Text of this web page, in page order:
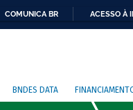
COMUNICA BR ACESSO À
BNDES DATA